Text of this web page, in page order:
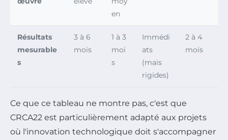
en
Résultats
mesurable
s
3 à 6
mois
1 à 3
moi
s
Immédi
ats
(mais
rigides)
2 à 4
mois
Ce que ce tableau ne montre pas, c'est que
CRCA22 est particulièrement adapté aux projets
où l'innovation technologique doit s'accompagner